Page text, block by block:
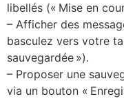
libellés (« Mise en
– Afficher des
basculez vers votre
sauvegardée »).
– Proposer une
via un bouton «